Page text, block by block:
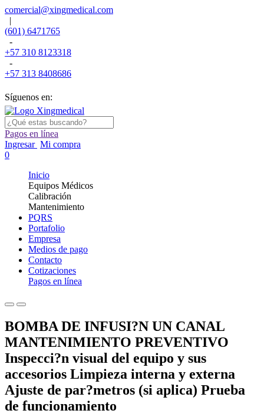
comercial@xingmedical.com
|
(601) 6471765
-
+57 310 8123318
-
+57 313 8408686
Síguenos en:
Pagos en línea
Ingresar Mi compra
0
Inicio
Equipos Médicos
Calibración
Mantenimiento
PQRS
Portafolio
Empresa
Medios de pago
Contacto
Cotizaciones
Pagos en línea
BOMBA DE INFUSI?N UN CANAL
MANTENIMIENTO PREVENTIVO
Inspecci?n visual del equipo y sus
accesorios Limpieza interna y externa
Ajuste de par?metros (si aplica) Prueba
de funcionamiento